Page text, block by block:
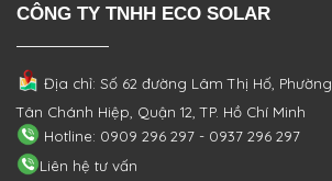
CÔNG TY TNHH ECO SOLAR
Địa chỉ: Số 62 đường Lâm Thị Hố, Phường
Tân Chánh Hiệp, Quận 12, TP. Hồ Chí Minh
Hotline: 0909 296 297 - 0937 296 297
Liên hệ tư vấn